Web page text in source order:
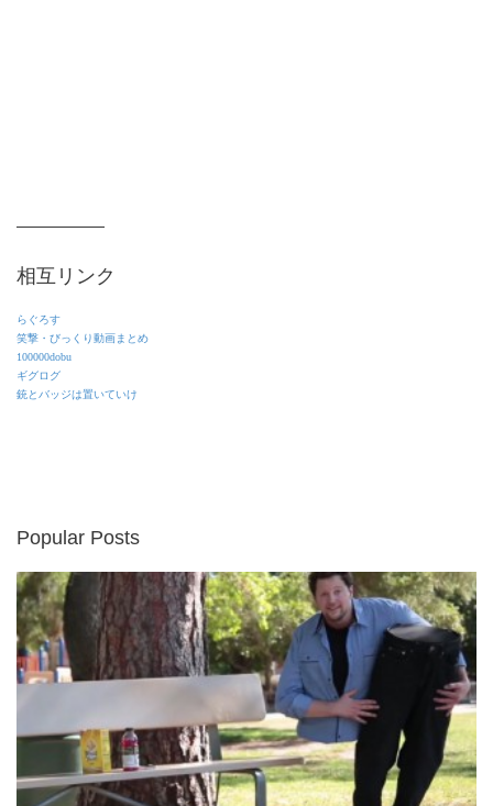
相互リンク
らぐろす
笑撃・びっくり動画まとめ
100000dobu
ギグログ
銃とバッジは置いていけ
Popular Posts